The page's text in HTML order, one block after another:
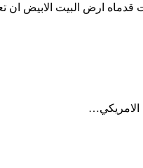
قدماه ارض البيت الابيض ان
الامريكي…